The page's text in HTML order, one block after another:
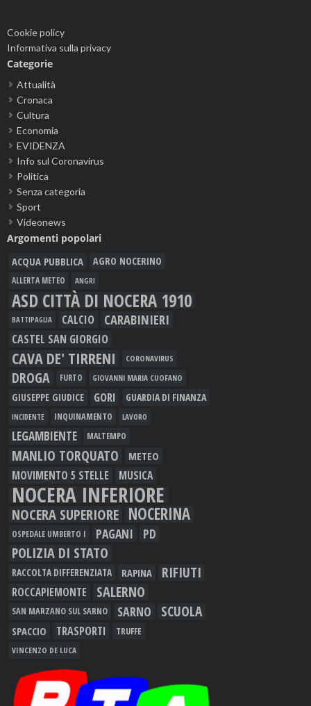
Cookie policy
Informativa sulla privacy
Categorie
Attualità
Cronaca
Cultura
Economia
EVIDENZA
Info sul Coronavirus
Politica
Senza categoria
Sport
Videonews
Argomenti popolari
ACQUA PUBBLICA AGRO NOCERINO
ALLERTA METEO ANGRI
ASD CITTÀ DI NOCERA 1910
BATTIPAGLIA CALCIO CARABINIERI
CASTEL SAN GIORGIO
CAVA DE' TIRRENI CORONAVIRUS
DROGA FURTO GIOVANNI MARIA CUOFANO
GIUSEPPE GIUDICE GORI GUARDIA DI FINANZA
INCIDENTE INQUINAMENTO LAVORO
LEGAMBIENTE MALTEMPO
MANLIO TORQUATO METEO
MOVIMENTO 5 STELLE MUSICA
NOCERA INFERIORE
NOCERA SUPERIORE NOCERINA
OSPEDALE UMBERTO I PAGANI PD
POLIZIA DI STATO
RACCOLTA DIFFERENZIATA RAPINA RIFIUTI
ROCCAPIEMONTE SALERNO
SAN MARZANO SUL SARNO SARNO SCUOLA
SPACCIO TRASPORTI TRUFFE
VINCENZO DE LUCA